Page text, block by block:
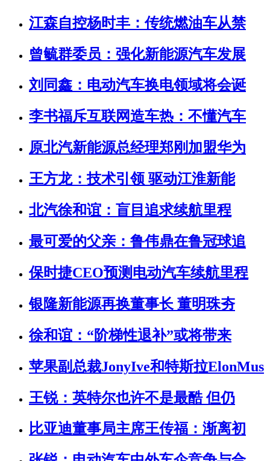
江森自控杨时丰：传统燃油车从禁
曾毓群委员：强化新能源汽车发展
刘同鑫：电动汽车换电领域将会诞
李书福斥互联网造车热：不懂汽车
原北汽新能源总经理郑刚加盟华为
王方龙：技术引领 驱动江淮新能
北汽徐和谊：盲目追求续航里程
最可爱的父亲：鲁伟鼎在鲁冠球追
保时捷CEO预测电动汽车续航里程
银隆新能源再换董事长 董明珠夯
徐和谊：“阶梯性退补”或将带来
苹果副总裁JonyIve和特斯拉ElonMus
王锐：英特尔也许不是最酷 但仍
比亚迪董事局主席王传福：渐离初